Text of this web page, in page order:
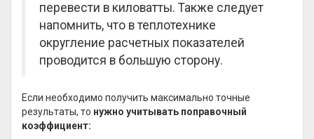
перевести в киловатты. Также следует
напомнить, что в теплотехнике
округление расчетных показателей
проводится в большую сторону.
Если необходимо получить максимально точные
результаты, то нужно учитывать поправочный
коэффициент: